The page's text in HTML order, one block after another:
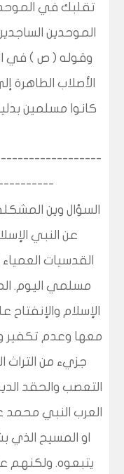
تقلبك في
الموحدين
وقوله ( ص ) في
الأصلاب الطاهرة
كانوا مسلمين
السؤال وين
عن النبي
القدسيات
مسلمي اليوم.
الإسلام والإنفتاح
معها وعدم تكفير
جزيء من التراث
التعصب والحقد
العرب النبي محمد
او المسيح الذي
يتبعوه. ولكنهم